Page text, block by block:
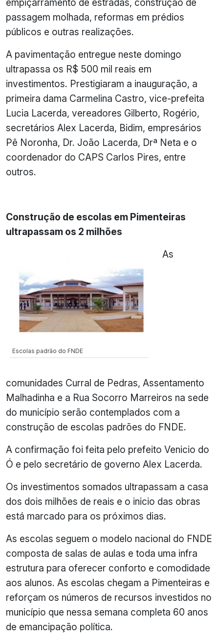
empiçarramento de estradas, construção de
passagem molhada, reformas em prédios
públicos e outras realizações.
A pavimentação entregue neste domingo
ultrapassa os R$ 500 mil reais em
investimentos. Prestigiaram a inauguração, a
primeira dama Carmelina Castro, vice-prefeita
Lucia Lacerda, vereadores Gilberto, Rogério,
secretários Alex Lacerda, Bidim, empresários
Pê Noronha, Dr. João Lacerda, Drª Neta e o
coordenador do CAPS Carlos Pires, entre
outros.
Construção de escolas em Pimenteiras
ultrapassam os 2 milhões
Escolas padrão do FNDE
As
comunidades Curral de Pedras, Assentamento
Malhadinha e a Rua Socorro Marreiros na sede
do município serão contemplados com a
construção de escolas padrões do FNDE.
A confirmação foi feita pelo prefeito Venicio do
Ó e pelo secretário de governo Alex Lacerda.
Os investimentos somados ultrapassam a casa
dos dois milhões de reais e o inicio das obras
está marcado para os próximos dias.
As escolas seguem o modelo nacional do FNDE
composta de salas de aulas e toda uma infra
estrutura para oferecer conforto e comodidade
aos alunos. As escolas chegam a Pimenteiras e
reforçam os números de recursos investidos no
município que nessa semana completa 60 anos
de emancipação política.